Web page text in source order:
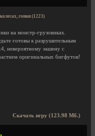
гонки (1223)
на монстр-грузовиках.
готовы к разрушительным
невероятному экшену с
оригинальных бигфутов!
Скачать игру (123.98 Мб.)